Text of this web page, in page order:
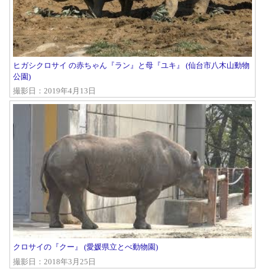
ヒガシクロサイ の赤ちゃん『ラン』と母『ユキ』 (仙台市八木山動物
公園)
撮影日：2019年4月13日
クロサイの『クー』 (愛媛県立とべ動物園)
撮影日：2018年3月25日